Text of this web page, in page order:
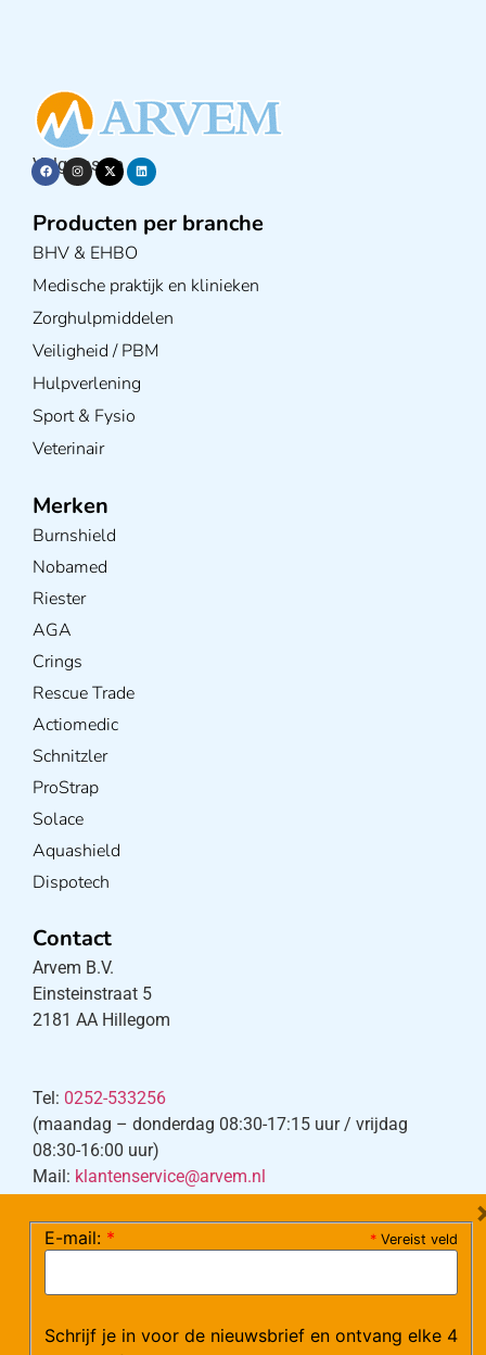
Volg ons op
Producten per branche
BHV & EHBO
Medische praktijk en klinieken
Zorghulpmiddelen
Veiligheid / PBM
Hulpverlening
Sport & Fysio
Veterinair
Merken
Burnshield
Nobamed
Riester
AGA
Crings
Rescue Trade
Actiomedic
Schnitzler
ProStrap
Solace
Aquashield
Dispotech
Contact
Arvem B.V.
Einsteinstraat 5
2181 AA Hillegom
Tel: 0252-533256
(maandag – donderdag 08:30-17:15 uur / vrijdag
08:30-16:00 uur)
Mail: klantenservice@arvem.nl
Werken bij Arvem?
* Vereist veld
E-mail: *
Schrijf je in voor de nieuwsbrief en ontvang elke 4